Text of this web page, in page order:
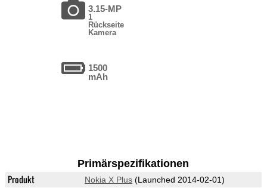
3.15-MP
1
Rückseite
Kamera
1500
mAh
Primärspezifikationen
Produkt Nokia X Plus(Launched 2014-02-01)